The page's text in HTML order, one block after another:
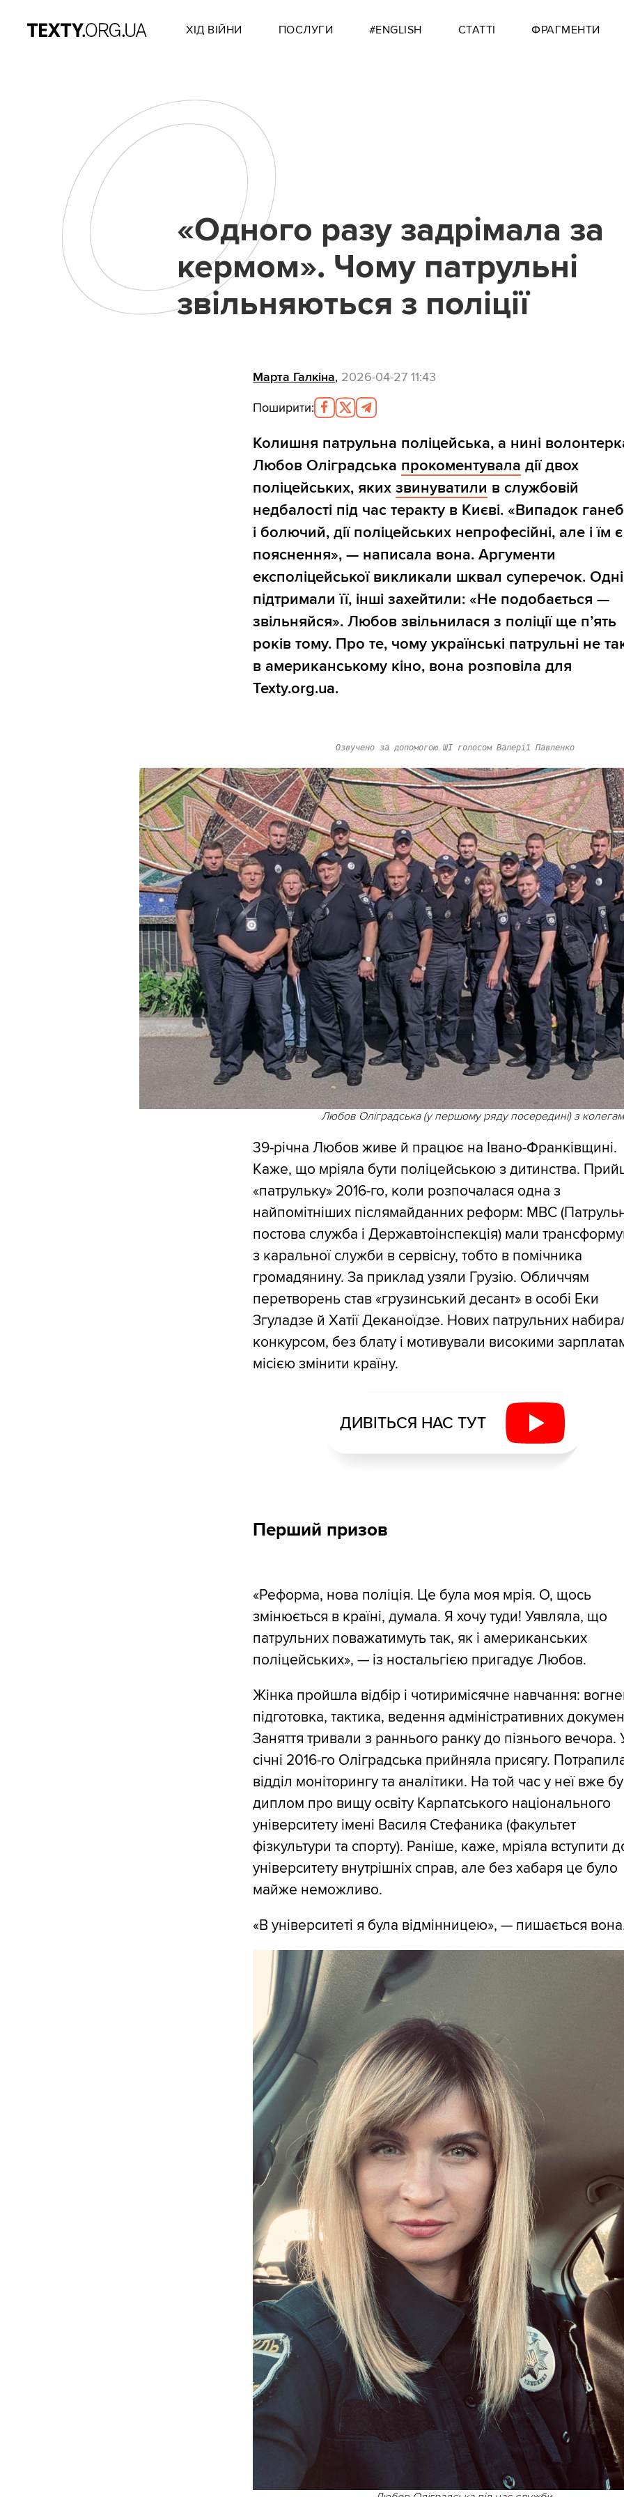
ХІД ВІЙНИ ПОСЛУГИ #ENGLISH СТАТТІ ФРАГМЕНТИ
О«Одного разу задрімала за
кермом». Чому патрульні
звільняються з поліції
Марта Галкіна, 2026-04-27 11:43
Поширити:
Колишня патрульна поліцейська, а нині
Любов Оліградська прокоментувала дії двох
поліцейських, якихзвинуватили в службовій
недбалості під час теракту в Києві. «Випадок
і болючий, дії поліцейських непрофесійні, але і їм є
пояснення», — написала вона. Аргументи
експоліцейської викликали шквал суперечок. Одні
підтримали її, інші захейтили: «Не подобається —
звільняйся». Любов звільнилася з поліції ще п’ять
років тому. Про те, чому українські патрульні не
в американському кіно, вона розповіла для
Texty.org.ua.
Озвучено за допомогою ШІ голосом Валерії Павленко
Любов Оліградська (у першому ряду посередині) з
39-річна Любов живе й працює на Івано-Франківщині.
Каже, що мріяла бути поліцейською з дитинства.
«патрульку» 2016-го, коли розпочалася одна з
найпомітніших післямайданних реформ: МВС
постова служба і Державтоінспекція) мали
з каральної служби в сервісну, тобто в помічника
громадянину. За приклад узяли Грузію. Обличчям
перетворень став «грузинський десант» в особі Еки
Згуладзе й Хатії Деканоїдзе. Нових патрульних
конкурсом, без блату і мотивували високими
місією змінити країну.
ДИВІТЬСЯ НАС ТУТ
Перший призов
«Реформа, нова поліція. Це була моя мрія. О, щось
змінюється в країні, думала. Я хочу туди! Уявляла, що
патрульних поважатимуть так, як і американських
поліцейських», — із ностальгією пригадує Любов.
Жінка пройшла відбір і чотиримісячне навчання:
підготовка, тактика, ведення адміністративних
Заняття тривали з раннього ранку до пізнього вечора.
січні 2016-го Оліградська прийняла присягу.
відділ моніторингу та аналітики. На той час у неї вже
диплом про вищу освіту Карпатського національного
університету імені Василя Стефаника (факультет
фізкультури та спорту). Раніше, каже, мріяла вступити
університету внутрішніх справ, але без хабаря це було
майже неможливо.
«В університеті я була відмінницею», — пишається